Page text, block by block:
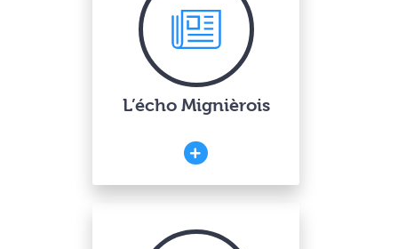
L’écho Mignièrois